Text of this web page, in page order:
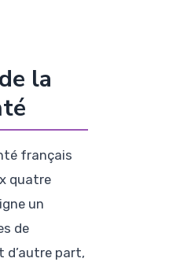
la
français
quatre
un
de
d’autre part,